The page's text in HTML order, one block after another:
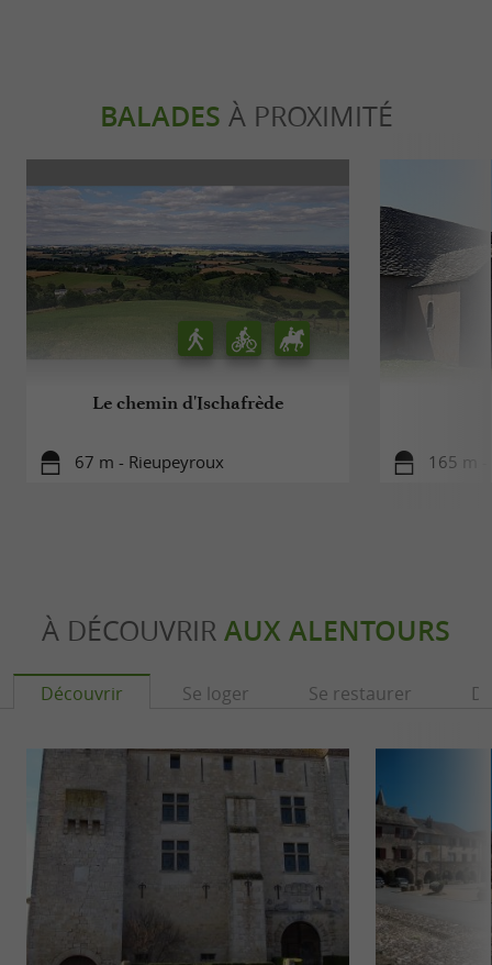
BALADES À PROXIMITÉ
Le chemin d'Ischafrède
67 m - Rieupeyroux 165 m
À DÉCOUVRIR AUX ALENTOURS
Découvrir Se loger Se restaurer